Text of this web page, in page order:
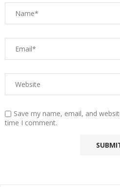
Save my name, email, and
time I comment.